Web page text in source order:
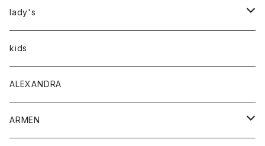
アウター
トップス
Tシャツ
シャツ
ボトムス
lady's
アウター
トップス
Tシャツ・カットソー
ボトムス
kids
ALEXANDRA
ARMEN